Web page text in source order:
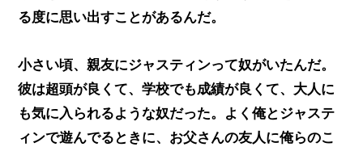
る度に思い出すことがあるんだ。
小さい頃、親友にジャスティンって奴がいたんだ。
彼は超頭が良くて、学校でも成績が良くて、大人に
も気に入られるような奴だった。よく俺とジャステ
ィンで遊んでるときに、お父さんの友人に俺らのこ